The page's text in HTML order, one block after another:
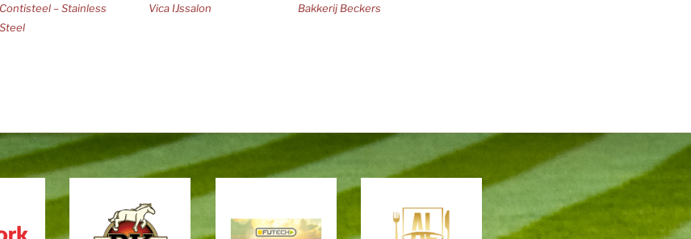
Contisteel – Stainless
Steel
Vica IJssalon Bakkerij Beckers